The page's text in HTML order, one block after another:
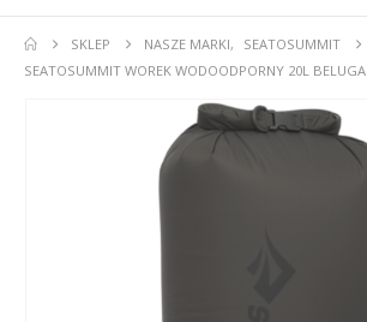
SKLEP NASZE MARKI,
SEATOSUMMIT
SEATOSUMMIT WOREK WODOODPORNY 20L BELUGA